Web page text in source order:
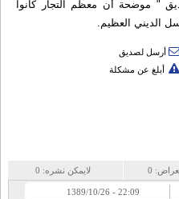
" موضحة أن معظم التجار كانوا
الديني العظيم.
أرسل لصديق
أبلغ عن مشكلة
0 لايمكن نشره: 0
22:09 - 1389/10/26